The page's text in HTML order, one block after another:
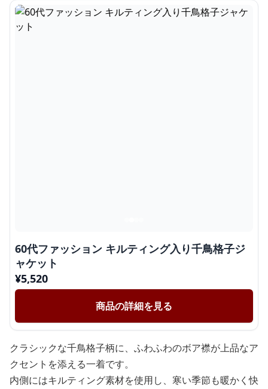
60代ファッション キルティング入り千鳥格子ジ
ャケット
¥5,520
商品の詳細を見る
クラシックな千鳥格子柄に、ふわふわのボア襟が上品なア
クセントを添える一着です。
内側にはキルティング素材を使用し、寒い季節も暖かく快